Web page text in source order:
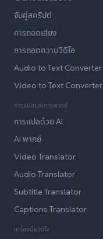
จับคู่สคริปต์
การถอดเสียง
การถอดความวิดีโอ
Audio to Text Converter
Video to Text Converter
การแปลและการพากย์
การแปลด้วย AI
AI พากย์
Video Translator
Audio Translator
Subtitle Translator
Captions Translator
เครื่องมือวิดีโอ